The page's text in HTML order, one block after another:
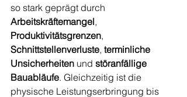
so stark geprägt durch
Arbeitskräftemangel,
Produktivitätsgrenzen,
Schnittstellenverluste, terminliche
Unsicherheiten und störanfällige
Bauabläufe. Gleichzeitig ist die
physische Leistungserbringung bis